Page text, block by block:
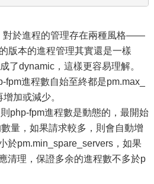
於進程的管理存在兩種風格——
版本的進程管理其實還是一樣
了dynamic，這樣更容易理解。
進程數自始至終都是pm.max_
加或減少。
php-fpm進程數是動態的，最開始
量，如果請求較多，則會自動增
於pm.min_spare_servers，如果
清理，保證多余的進程數不多於p